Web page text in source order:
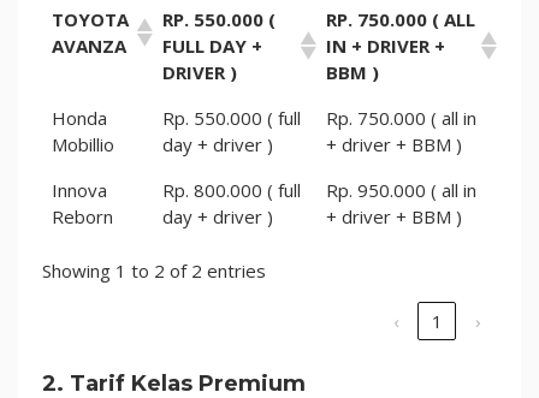
TOYOTA
AVANZA
RP. 550.000 (
FULL DAY +
DRIVER )
RP. 750.000 ( ALL
IN + DRIVER +
BBM )
Honda
Mobillio
Rp. 550.000 ( full
day + driver )
Rp. 750.000 ( all in
+ driver + BBM )
Innova
Reborn
Rp. 800.000 ( full
day + driver )
Rp. 950.000 ( all in
+ driver + BBM )
Showing 1 to 2 of 2 entries
‹ 1 ›
2. Tarif Kelas Premium